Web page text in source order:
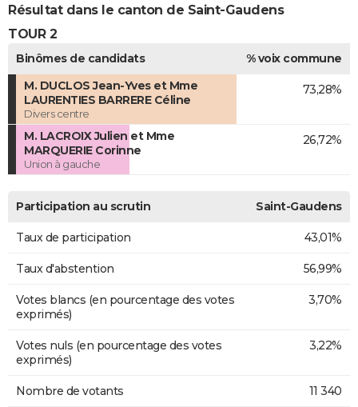
Résultat dans le canton de Saint-Gaudens
TOUR 2
Binômes de candidats
% voix commune
M. DUCLOS Jean-Yves et Mme
LAURENTIES BARRERE Céline
Divers centre
73,28%
M. LACROIX Julien et Mme
MARQUERIE Corinne
Union à gauche
26,72%
Participation au scrutin Saint-Gaudens
Taux de participation 43,01%
Taux d'abstention 56,99%
Votes blancs (en pourcentage des votes
exprimés)
3,70%
Votes nuls (en pourcentage des votes
exprimés)
3,22%
Nombre de votants 11 340